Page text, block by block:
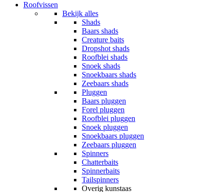
Roofvissen
Bekijk alles
Shads
Baars shads
Creature baits
Dropshot shads
Roofblei shads
Snoek shads
Snoekbaars shads
Zeebaars shads
Pluggen
Baars pluggen
Forel pluggen
Roofblei pluggen
Snoek pluggen
Snoekbaars pluggen
Zeebaars pluggen
Spinners
Chatterbaits
Spinnerbaits
Tailspinners
Overig kunstaas